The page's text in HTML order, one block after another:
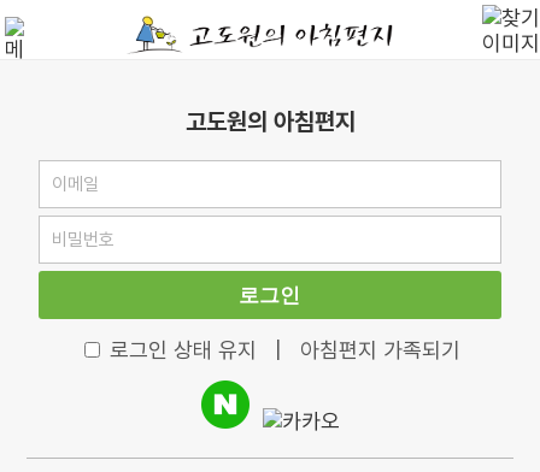
고도원의 아침편지
로그인
로그인 상태 유지 아침편지 가족되기